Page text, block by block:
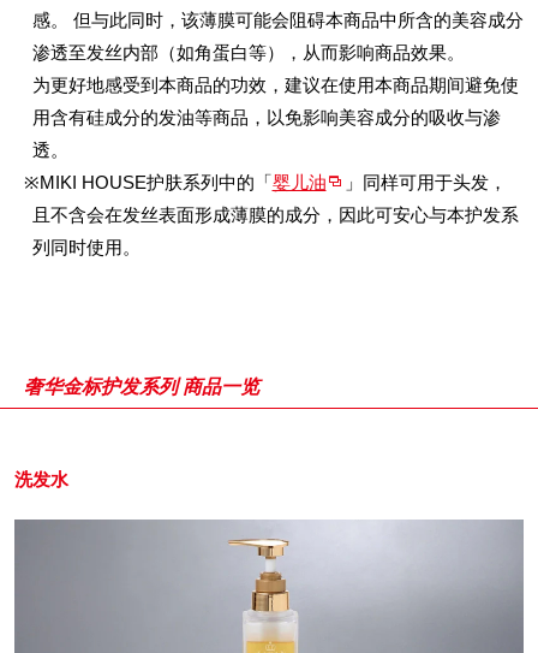
感。 但与此同时，该薄膜可能会阻碍本商品中所含的美容成分
渗透至发丝内部（如角蛋白等），从而影响商品效果。
为更好地感受到本商品的功效，建议在使用本商品期间避免使
用含有硅成分的发油等商品，以免影响美容成分的吸收与渗
透。
※MIKI HOUSE护肤系列中的「婴儿油
」同样可用于头发，
且不含会在发丝表面形成薄膜的成分，因此可安心与本护发系
列同时使用。
奢华金标护发系列 商品一览
洗发水